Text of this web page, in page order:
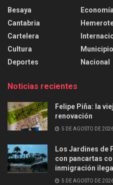
Besaya
Cantabria
Cartelera
Cultura
Deportes
Economía
Nacional
Noticias recientes
Felipe Piña: la
renovación
5 DE AGOSTO DE
Los Jardines de
con pancartas
inmigración ilegal
5 DE AGOSTO DE